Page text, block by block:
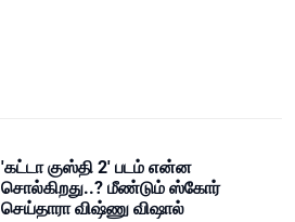
'கட்டா குஸ்தி 2' படம் என்ன
சொல்கிறது..? மீண்டும் ஸ்கோர்
செய்தாரா விஷ்ணு விஷால்